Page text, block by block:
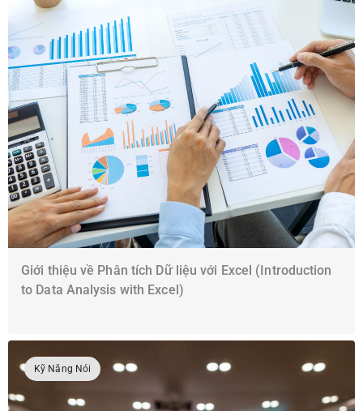
Giới thiệu về Phân tích Dữ liệu với Excel (Introduction
to Data Analysis with Excel)
Kỹ Năng Nói